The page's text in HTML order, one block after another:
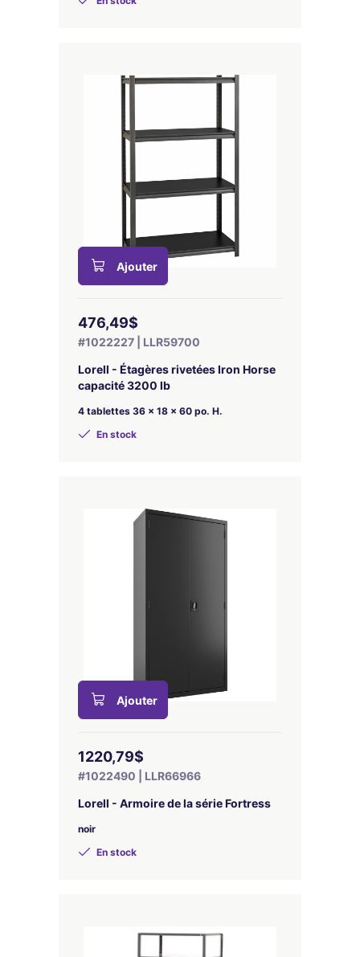
Ajouter
476,49$
#1022227 | LLR59700
Lorell - Étagères rivetées Iron Horse
capacité 3200 lb
4 tablettes 36 x 18 x 60 po. H.
En stock
Ajouter
1220,79$
#1022490 | LLR66966
Lorell - Armoire de la série Fortress
noir
En stock